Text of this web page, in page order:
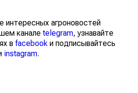
агроновостей
канале telegram, узнавайте
в facebook и подписывайтесь
instagram.